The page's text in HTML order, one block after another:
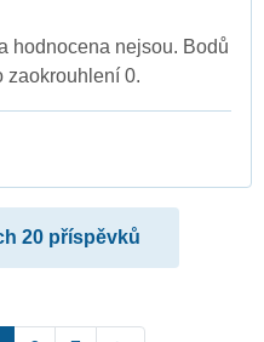
hodnocena nejsou. Bodů
zaokrouhlení 0.
20 příspěvků